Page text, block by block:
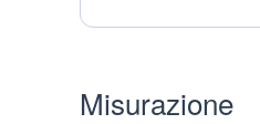
Misurazione